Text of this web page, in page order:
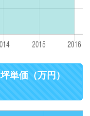
単価（万円）